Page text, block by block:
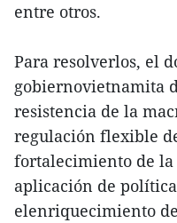
entre otros.
Para resolverlos, el
gobiernovietnamita
resistencia de la
regulación flexible
fortalecimiento de la
aplicación de
elenriquecimiento